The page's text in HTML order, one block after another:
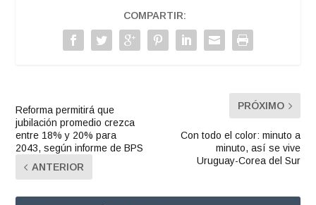
COMPARTIR:
Reforma permitirá que
jubilación promedio crezca
entre 18% y 20% para
2043, según informe de BPS
ANTERIOR
PRÓXIMO
Con todo el color: minuto a
minuto, así se vive
Uruguay-Corea del Sur